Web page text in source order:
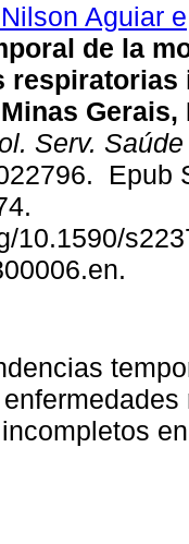
Aguiar e
de la
respiratorias
Gerais,
Serv. Saúde
Epub
10.1590/